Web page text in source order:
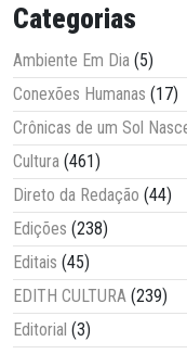
Categorias
Ambiente Em Dia (5)
Conexões Humanas (17)
Crônicas de um Sol
Cultura (461)
Direto da Redação (44)
Edições (238)
Editais (45)
EDITH CULTURA (239)
Editorial (3)